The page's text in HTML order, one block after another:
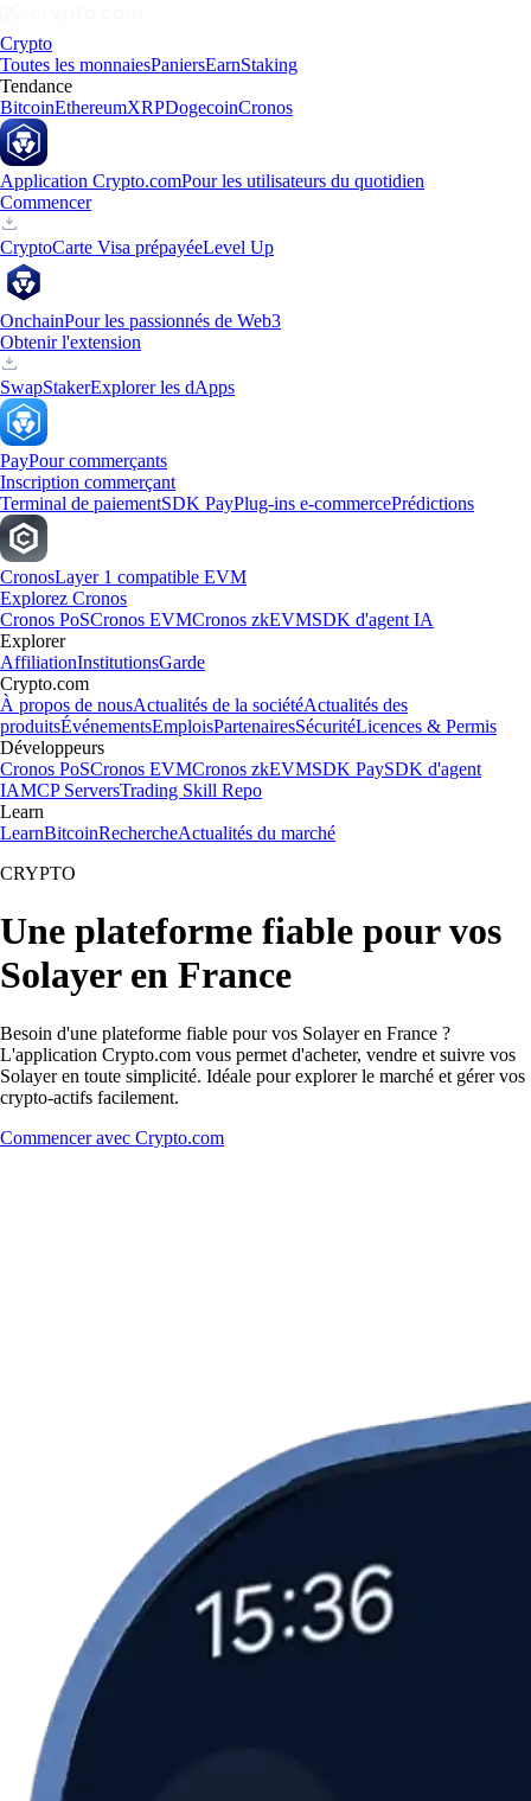
Crypto
Toutes les monnaiesPaniersEarnStaking
Tendance
BitcoinEthereumXRPDogecoinCronos
Application Crypto.comPour les utilisateurs du quotidien
Commencer
CryptoCarte Visa prépayéeLevel Up
OnchainPour les passionnés de Web3
Obtenir l'extension
SwapStakerExplorer les dApps
PayPour commerçants
Inscription commerçant
Terminal de paiementSDK PayPlug-ins e-commercePrédictions
CronosLayer 1 compatible EVM
Explorez Cronos
Cronos PoSCronos EVMCronos zkEVMSDK d'agent IA
Explorer
AffiliationInstitutionsGarde
Crypto.com
À propos de nousActualités de la sociétéActualités des
produitsÉvénementsEmploisPartenairesSécuritéLicences & Permis
Développeurs
Cronos PoSCronos EVMCronos zkEVMSDK PaySDK d'agent
IAMCP ServersTrading Skill Repo
Learn
LearnBitcoinRechercheActualités du marché
CRYPTO
Une plateforme fiable pour vos
Solayer en France
Besoin d'une plateforme fiable pour vos Solayer en France ?
L'application Crypto.com vous permet d'acheter, vendre et suivre vos
Solayer en toute simplicité. Idéale pour explorer le marché et gérer vos
crypto-actifs facilement.
Commencer avec Crypto.com